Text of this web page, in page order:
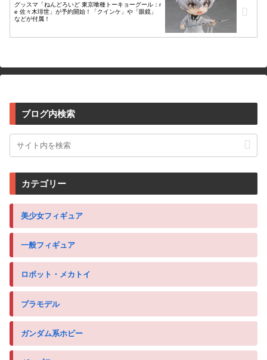
グッスマ「ねんどろいど 東京喰種トーキョーグール：r
e 佐々木琲世」が予約開始！「クインケ」や「眼鏡」
などが付属！
ブログ内検索
カテゴリー
美少女フィギュア
一般フィギュア
ロボット・メカトイ
プラモデル
ガンダム系ホビー